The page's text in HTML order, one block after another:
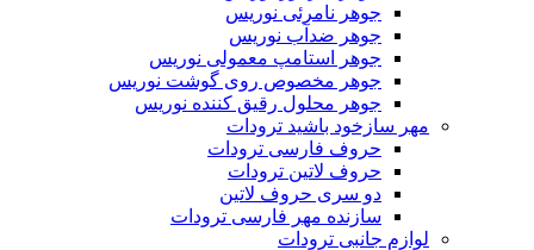
جوهر نامرئی نوریس
جوهر ضدآب نوریس
جوهر استامپ معمولی نوریس
جوهر مخصوص روی گوشت نوریس
جوهر محلول رقیق کننده نوریس
مهر سازخود باشید ترودات
حروف فارسی ترودات
حروف لاتین ترودات
دو سری حروف لاتین
سازنده مهر فارسی ترودات
لوازم جانبی ترودات